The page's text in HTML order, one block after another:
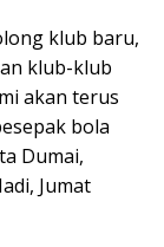
klub baru,
klub-klub
akan terus
bola
Dumai,
Jumat